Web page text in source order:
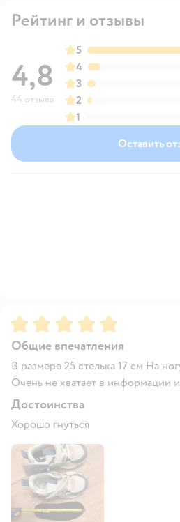
Рейтинг и отзывы
4,8
44 отзыва
5
4
3
2
1
Оставить
Рейтинг:5
Общие впечатления
В размере 25 стелька 17 см На
Очень не хватает в информации
Достоинства
Хорошо гнуться